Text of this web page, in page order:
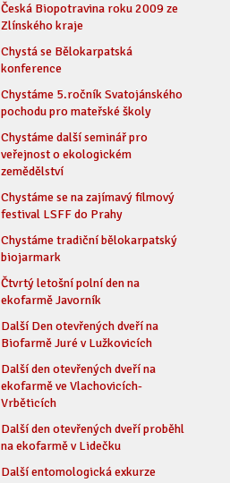
Česká Biopotravina roku 2009 ze
Zlínského kraje
Chystá se Bělokarpatská
konference
Chystáme 5.ročník Svatojánského
pochodu pro mateřské školy
Chystáme další seminář pro
veřejnost o ekologickém
zemědělství
Chystáme se na zajímavý filmový
festival LSFF do Prahy
Chystáme tradiční bělokarpatský
biojarmark
Čtvrtý letošní polní den na
ekofarmě Javorník
Další Den otevřených dveří na
Biofarmě Juré v Lužkovicích
Další den otevřených dveří na
ekofarmě ve Vlachovicích-
Vrběticích
Další den otevřených dveří proběhl
na ekofarmě v Lidečku
Další entomologická exkurze